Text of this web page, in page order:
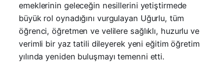
emeklerinin geleceğin nesillerini yetiştirmede
büyük rol oynadığını vurgulayan Uğurlu, tüm
öğrenci, öğretmen ve velilere sağlıklı, huzurlu ve
verimli bir yaz tatili dileyerek yeni eğitim öğretim
yılında yeniden buluşmayı temenni etti.